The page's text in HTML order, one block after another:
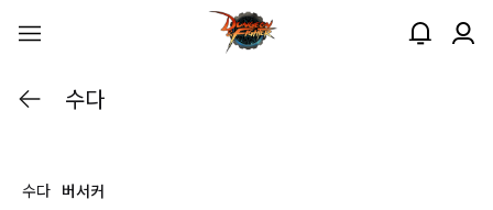
수다
수다 버서커